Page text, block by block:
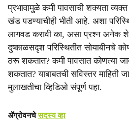
c
i
a
l
प्रभावामुळे कमी पावसाची शक्यता
खंड पडण्याचीही भीती आहे. अशा
लागवड करावी का, असा प्रश्न अनेक
दुष्काळसदृश परिस्थितीत सोयाबीनचे
ठरू शकतात? कमी पावसात कोणत्या
शकतात? याबाबतची सविस्तर माहिती
मुलाखतीचा व्हिडिओ संपूर्ण पहा.
ॲग्रोवनचेसदस्य व्हा